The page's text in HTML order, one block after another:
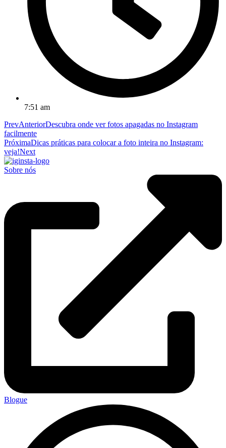
7:51 am
PrevAnteriorDescubra onde ver fotos apagadas no Instagram
facilmente
PróximaDicas práticas para colocar a foto inteira no Instagram:
veja!Next
Sobre nós
Blogue